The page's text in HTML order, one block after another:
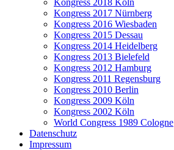
Kongress 2018 Köln
Kongress 2017 Nürnberg
Kongress 2016 Wiesbaden
Kongress 2015 Dessau
Kongress 2014 Heidelberg
Kongress 2013 Bielefeld
Kongress 2012 Hamburg
Kongress 2011 Regensburg
Kongress 2010 Berlin
Kongress 2009 Köln
Kongress 2002 Köln
World Congress 1989 Cologne
Datenschutz
Impressum